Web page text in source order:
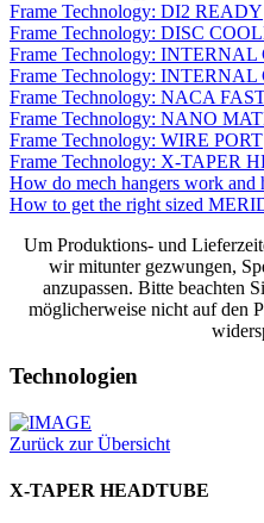
Frame Technology: DI2 READY
Frame Technology: DISC
Frame Technology:
Frame Technology:
Frame Technology: NACA
Frame Technology: NANO
Frame Technology: WIRE PORT
Frame Technology: X-TAPER
How do mech hangers work and
How to get the right sized
Um Produktions- und
wir mitunter gezwungen,
anzupassen. Bitte beachten
möglicherweise nicht auf den
Technologien
Zurück zur Übersicht
X-TAPER HEADTUBE